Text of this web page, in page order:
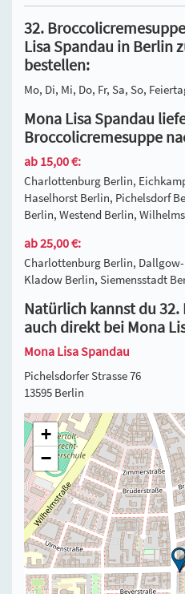
32.
Lisa Spandau in Berlin
bestellen:
Mo, Di, Mi, Do, Fr, Sa, So,
Mona Lisa Spandau
Broccolicremesuppe
ab 15,00 €:
Charlottenburg Berlin,
Haselhorst Berlin, Pichelsdorf
Berlin, Westend Berlin,
ab 25,00 €:
Charlottenburg Berlin,
Kladow Berlin, Siemensstadt
Natürlich kannst du
auch direkt bei Mona
Mona Lisa Spandau
Pichelsdorfer Strasse 76
13595 Berlin
+
−